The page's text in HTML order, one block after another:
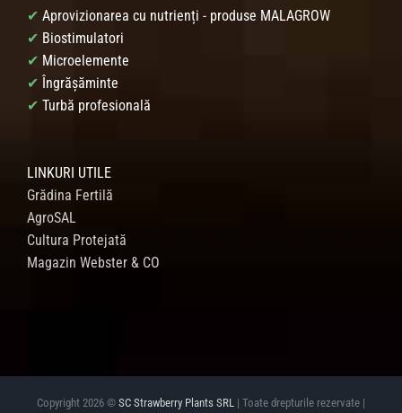
✔ Aprovizionarea cu nutrienți - produse MALAGROW
✔ Biostimulatori
✔ Microelemente
✔ Îngrășăminte
✔ Turbă profesională
LINKURI UTILE
Grădina Fertilă
AgroSAL
Cultura Protejată
Magazin Webster & CO
Copyright 2026 © SC Strawberry Plants SRL | Toate drepturile rezervate |